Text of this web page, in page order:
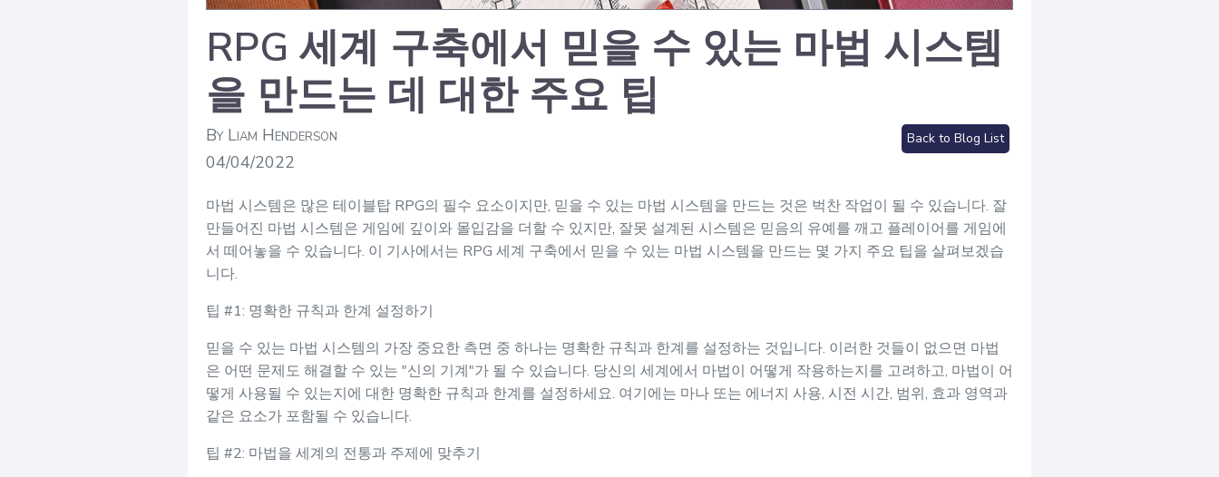
RPG 세계 구축에서 믿을 수 있는 마법 시스템
을 만드는 데 대한 주요 팁
By Liam Henderson
04/04/2022
Back to Blog List
마법 시스템은 많은 테이블탑 RPG의 필수 요소이지만, 믿을 수 있는 마법 시스템을 만드는 것은 벅찬 작업이 될 수 있습니다. 잘
만들어진 마법 시스템은 게임에 깊이와 몰입감을 더할 수 있지만, 잘못 설계된 시스템은 믿음의 유예를 깨고 플레이어를 게임에
서 떼어놓을 수 있습니다. 이 기사에서는 RPG 세계 구축에서 믿을 수 있는 마법 시스템을 만드는 몇 가지 주요 팁을 살펴보겠습
니다.
팁 #1: 명확한 규칙과 한계 설정하기
믿을 수 있는 마법 시스템의 가장 중요한 측면 중 하나는 명확한 규칙과 한계를 설정하는 것입니다. 이러한 것들이 없으면 마법
은 어떤 문제도 해결할 수 있는 "신의 기계"가 될 수 있습니다. 당신의 세계에서 마법이 어떻게 작용하는지를 고려하고, 마법이 어
떻게 사용될 수 있는지에 대한 명확한 규칙과 한계를 설정하세요. 여기에는 마나 또는 에너지 사용, 시전 시간, 범위, 효과 영역과
같은 요소가 포함될 수 있습니다.
팁 #2: 마법을 세계의 전통과 주제에 맞추기